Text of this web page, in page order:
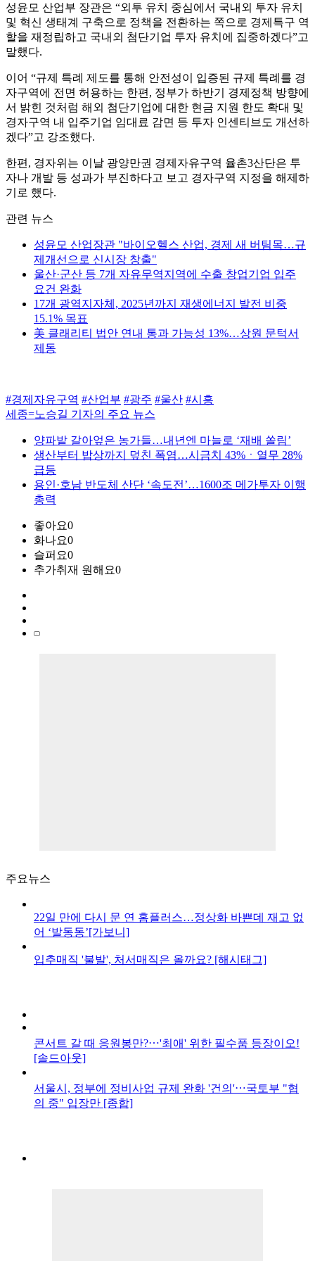
성윤모 산업부 장관은 “외투 유치 중심에서 국내외 투자 유치
및 혁신 생태계 구축으로 정책을 전환하는 쪽으로 경제특구 역
할을 재정립하고 국내외 첨단기업 투자 유치에 집중하겠다”고
말했다.
이어 “규제 특례 제도를 통해 안전성이 입증된 규제 특례를 경
자구역에 전면 허용하는 한편, 정부가 하반기 경제정책 방향에
서 밝힌 것처럼 해외 첨단기업에 대한 현금 지원 한도 확대 및
경자구역 내 입주기업 임대료 감면 등 투자 인센티브도 개선하
겠다”고 강조했다.
한편, 경자위는 이날 광양만권 경제자유구역 율촌3산단은 투
자나 개발 등 성과가 부진하다고 보고 경자구역 지정을 해제하
기로 했다.
관련 뉴스
성윤모 산업장관 "바이오헬스 산업, 경제 새 버팀목…규
제개선으로 신시장 창출"
울산·군산 등 7개 자유무역지역에 수출 창업기업 입주
요건 완화
17개 광역지자체, 2025년까지 재생에너지 발전 비중
15.1% 목표
美 클래리티 법안 연내 통과 가능성 13%…상원 문턱서
제동
#경제자유구역 #산업부 #광주 #울산 #시흥
세종=노승길 기자의 주요 뉴스
양파밭 갈아엎은 농가들…내년엔 마늘로 ‘재배 쏠림’
생산부터 밥상까지 덮친 폭염…시금치 43%ㆍ열무 28%
급등
용인·호남 반도체 산단 ‘속도전’…1600조 메가투자 이행
총력
좋아요0
화나요0
슬퍼요0
추가취재 원해요0
주요뉴스
22일 만에 다시 문 연 홈플러스…정상화 바쁜데 재고 없
어 ‘발동동’[가보니]
입추매직 '불발', 처서매직은 올까요? [해시태그]
콘서트 갈 때 응원봉만?⋯'최애' 위한 필수품 등장이오!
[솔드아웃]
서울시, 정부에 정비사업 규제 완화 '건의'⋯국토부 "협
의 중" 입장만 [종합]